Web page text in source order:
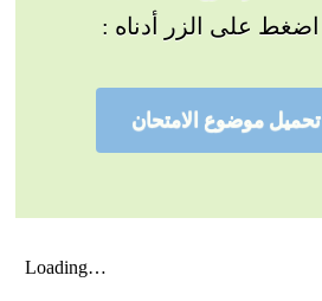
اضغط على الزر أدناه :
تحميل موضوع الامتحان